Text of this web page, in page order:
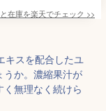
在庫を楽天でチェック >>
キスを配合したユ
うか。濃縮果汁が
無理なく続けら